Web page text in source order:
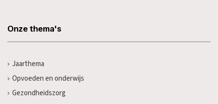
Onze thema's
Jaarthema
Opvoeden en onderwijs
Gezondheidszorg